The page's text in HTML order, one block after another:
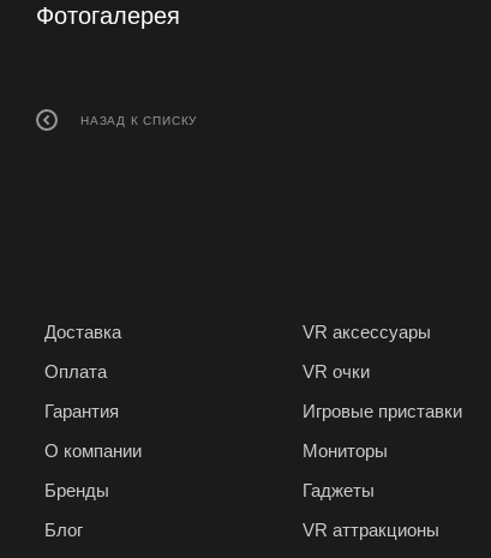
Фотогалерея
НАЗАД К СПИСКУ
Доставка
Оплата
Гарантия
О компании
Бренды
Блог
VR аксессуары
VR очки
Игровые приставки
Мониторы
Гаджеты
VR аттракционы